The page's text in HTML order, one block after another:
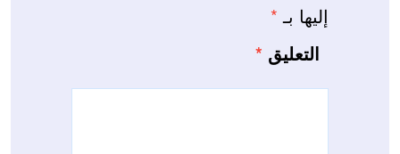
إليها بـ *
التعليق *